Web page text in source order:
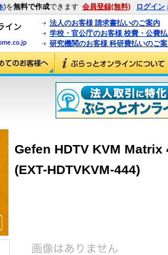
)を無料で作成できます 会員登録(無料) ログイン
法人のお客様 請求書払いのご案内
学校・官公庁のお客様 校費・公費
研究機関のお客様 科研費払いのご
Gefen HDTV KVM Matrix
(EXT-HDTVKVM-444)